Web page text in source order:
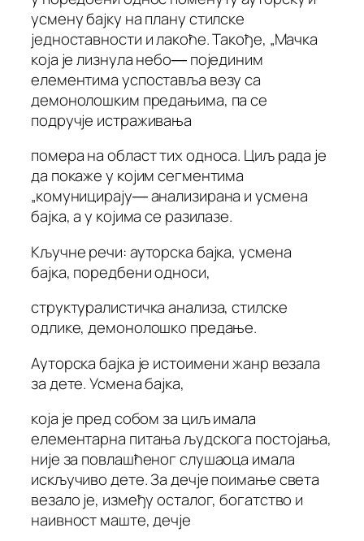
усмену бајку на плану стилске
једноставности и лакоће. Такође, „Мачка
која је лизнула небо― појединим
елементима успоставља везу са
демонолошким предањима, па се
подручје истраживања
помера на област тих односа. Циљ рада је
да покаже у којим сегментима
„комуницирају― анализирана и усмена
бајка, а у којима се разилазе.
Кључне речи: ауторска бајка, усмена
бајка, поредбени односи,
структуралистичка анализа, стилске
одлике, демонолошко предање.
Ауторска бајка је истоимени жанр везала
за дете. Усмена бајка,
која је пред собом за циљ имала
елементарна питања људскога постојања,
није за повлашћеног слушаоца имала
искључиво дете. За дечје поимање света
везало је, између осталог, богатство и
наивност маште, дечје